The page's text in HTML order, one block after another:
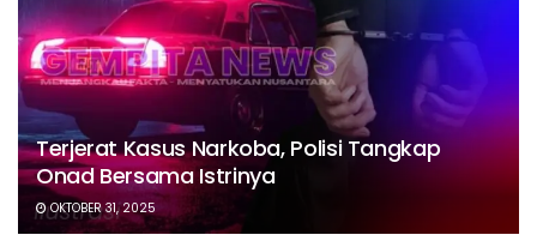
Terjerat Kasus Narkoba, Polisi Tangkap
Onad Bersama Istrinya
OKTOBER 31, 2025